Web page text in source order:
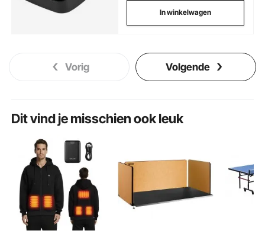
In winkelwagen
Vorig Volgende
Dit vind je misschien ook leuk